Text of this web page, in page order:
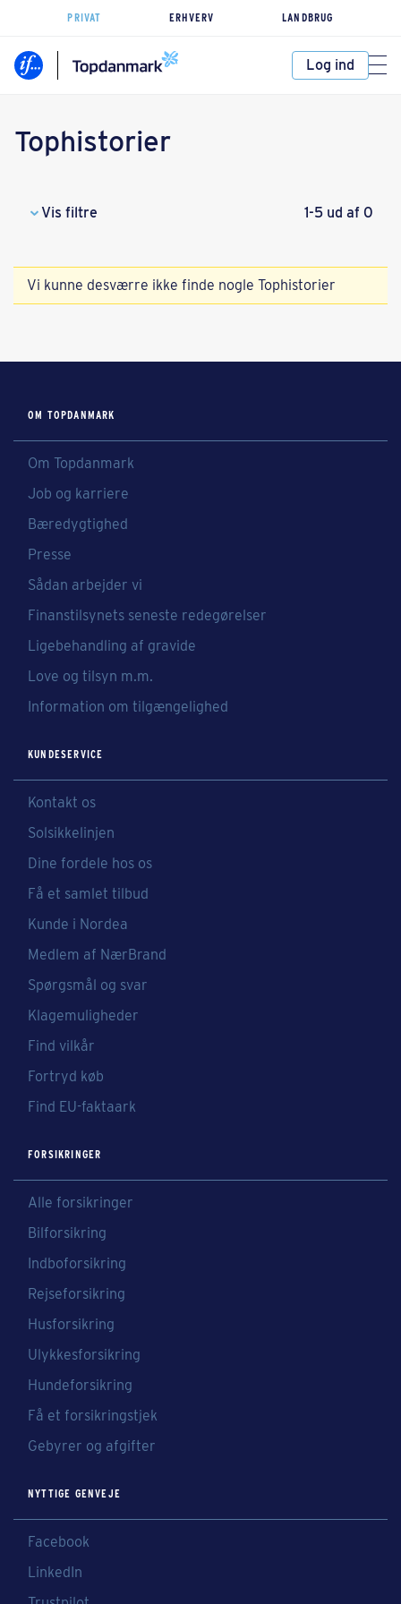
PRIVAT ERHVERV LANDBRUG
Log ind
Tophistorier
Vis filtre 1-5 ud af 0
Vi kunne desværre ikke finde nogle Tophistorier
OM TOPDANMARK
Om Topdanmark
Job og karriere
Bæredygtighed
Presse
Sådan arbejder vi
Finanstilsynets seneste redegørelser
Ligebehandling af gravide
Love og tilsyn m.m.
Information om tilgængelighed
KUNDESERVICE
Kontakt os
Solsikkelinjen
Dine fordele hos os
Få et samlet tilbud
Kunde i Nordea
Medlem af NærBrand
Spørgsmål og svar
Klagemuligheder
Find vilkår
Fortryd køb
Find EU-faktaark
FORSIKRINGER
Alle forsikringer
Bilforsikring
Indboforsikring
Rejseforsikring
Husforsikring
Ulykkesforsikring
Hundeforsikring
Få et forsikringstjek
Gebyrer og afgifter
NYTTIGE GENVEJE
Facebook
LinkedIn